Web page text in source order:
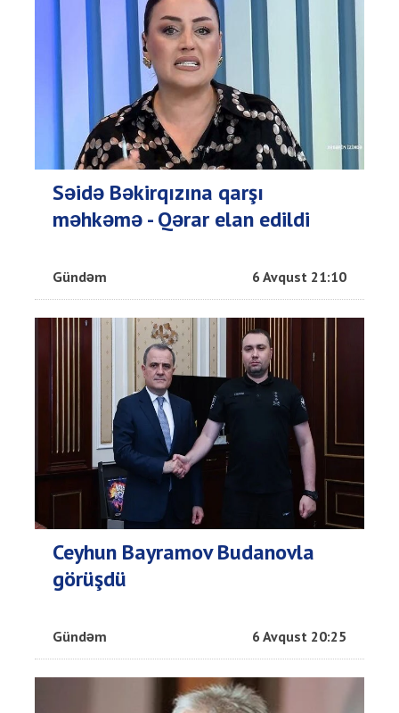
Səidə Bəkirqızına qarşı
məhkəmə - Qərar elan edildi
Gündəm 6 Avqust 21:10
Ceyhun Bayramov Budanovla
görüşdü
Gündəm 6 Avqust 20:25